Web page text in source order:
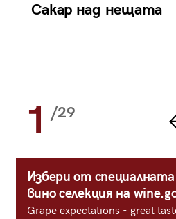
Сакар над нещата
1 /29
Избери от
вино селекция на
Grape expectations - great